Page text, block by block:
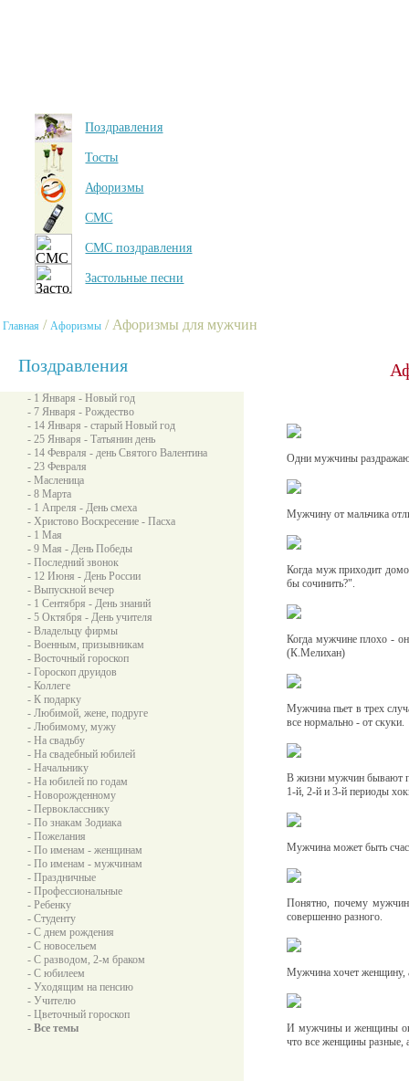
Поздравления
Тосты
Афоризмы
СМС
СМС поздравления
Застольные песни
Главная / Афоризмы / Афоризмы для мужчин
Поздравления
- 1 Января - Новый год
- 7 Января - Рождество
- 14 Января - старый Новый год
- 25 Января - Татьянин день
- 14 Февраля - день Святого Валентина
- 23 Февраля
- Масленица
- 8 Марта
- 1 Апреля - День смеха
- Христово Воскресение - Пасха
- 1 Мая
- 9 Мая - День Победы
- Последний звонок
- 12 Июня - День России
- Выпускной вечер
- 1 Сентября - День знаний
- 5 Октября - День учителя
- Владельцу фирмы
- Военным, призывникам
- Восточный гороскоп
- Гороскоп друидов
- Коллеге
- К подарку
- Любимой, жене, подруге
- Любимому, мужу
- На свадьбу
- На свадебный юбилей
- Начальнику
- На юбилей по годам
- Новорожденному
- Первокласснику
- По знакам Зодиака
- Пожелания
- По именам - женщинам
- По именам - мужчинам
- Праздничные
- Профессиональные
- Ребенку
- Студенту
- С днем рождения
- С новосельем
- С разводом, 2-м браком
- С юбилеем
- Уходящим на пенсию
- Учителю
- Цветочный гороскоп
- Все темы
Одни мужчины
Мужчину от мальчика
Когда муж приходит
бы сочинить?".
Когда мужчине плохо -
(К.Мелихан)
Мужчина пьет в трех
все нормально - от скуки.
В жизни мужчин бывают
1-й, 2-й и 3-й периоды
Мужчина может быть
Понятно, почему
совершенно разного.
Мужчина хочет
И мужчины и женщины
что все женщины